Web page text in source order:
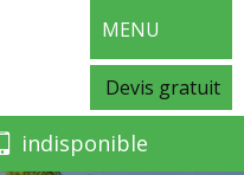
MENU
Devis gratuit
indisponible